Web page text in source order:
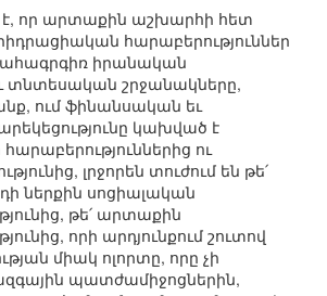
որ արտաքին աշխարհի հետ
հարաբերություններ
շահագրգիռ իրանական
տնտեսական շրջանակները,
ում ֆինանսական եւ
կախված է
ու
լրջորեն տուժում են թե՛
ներքին սոցիալական
թե՛ արտաքին
որի արդյունքում շուտով
միակ ոլորտը, որը չի
պատժամիջոցներին,